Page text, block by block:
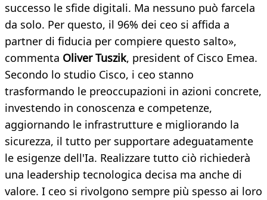
successo le sfide digitali. Ma nessuno può farcela
da solo. Per questo, il 96% dei ceo si affida a
partner di fiducia per compiere questo salto»,
commenta Oliver Tuszik, president of Cisco Emea.
Secondo lo studio Cisco, i ceo stanno
trasformando le preoccupazioni in azioni concrete,
investendo in conoscenza e competenze,
aggiornando le infrastrutture e migliorando la
sicurezza, il tutto per supportare adeguatamente
le esigenze dell'Ia. Realizzare tutto ciò richiederà
una leadership tecnologica decisa ma anche di
valore. I ceo si rivolgono sempre più spesso ai loro